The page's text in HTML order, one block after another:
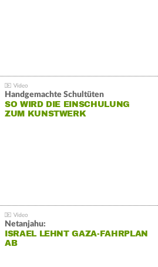
Handgemachte Schultüten
SO WIRD DIE EINSCHULUNG
ZUM KUNSTWERK
Netanjahu:
ISRAEL LEHNT GAZA-FAHRPLAN
AB